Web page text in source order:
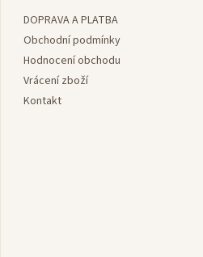
DOPRAVA A PLATBA
Obchodní podmínky
Hodnocení obchodu
Vrácení zboží
Kontakt